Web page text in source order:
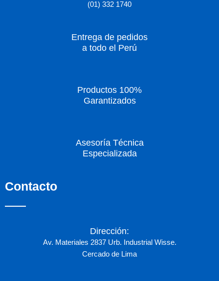
(01) 332 1740
Entrega de pedidos
a todo el Perú
Productos 100%
Garantizados
Asesoría Técnica
Especializada
Contacto
Dirección:
Av. Materiales 2837 Urb. Industrial Wisse.
Cercado de Lima